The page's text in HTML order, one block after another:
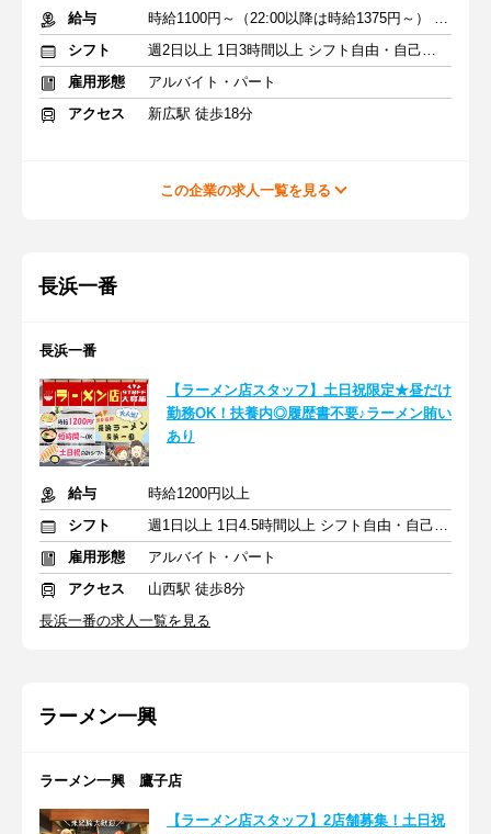
給与
時給1100円～（22:00以降は時給1375円～） +交通費支給
シフト
週2日以上 1日3時間以上 シフト自由・自己申告
雇用形態
アルバイト・パート
アクセス
新広駅 徒歩18分
この企業の求人一覧を見る
長浜一番
長浜一番
【ラーメン店スタッフ】土日祝限定★昼だけ
勤務OK！扶養内◎履歴書不要♪ラーメン賄い
あり
給与
時給1200円以上
シフト
週1日以上 1日4.5時間以上 シフト自由・自己申告
雇用形態
アルバイト・パート
アクセス
山西駅 徒歩8分
長浜一番の求人一覧を見る
ラーメン一興
ラーメン一興 鷹子店
【ラーメン店スタッフ】2店舗募集！土日祝